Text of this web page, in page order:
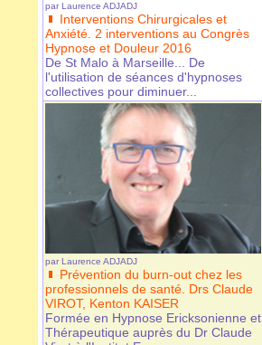
par Laurence ADJADJ
Interventions Chirurgicales et
Anxiété. 2 interventions au Congrès
Hypnose et Douleur 2016
De St Malo à Marseille... De
l'utilisation de séances d'hypnoses
collectives pour diminuer...
par Laurence ADJADJ
Prévention du burn-out chez les
professionnels de santé. Drs Claude
VIROT, Kenton KAISER
Formée en Hypnose Ericksonienne et
Thérapeutique auprès du Dr Claude